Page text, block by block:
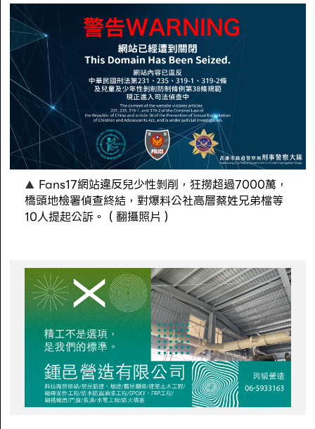
Fans17網站違反兒少性剝削，狂撈超過7000萬，
橋頭地檢署偵查終結，對爆料公社高層蔡姓兄弟檔等
10人提起公訴。（翻攝照片）